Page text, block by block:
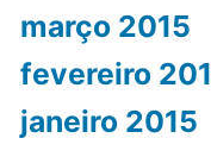
março 2015
fevereiro
janeiro 2015